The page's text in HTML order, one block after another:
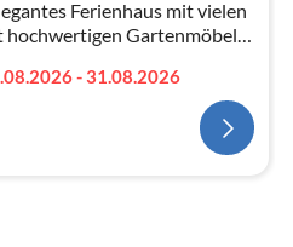
Ferienhaus mit vielen
hochwertigen Gartenmöbeln,
- 31.08.2026